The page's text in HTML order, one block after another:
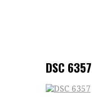
DSC 6357